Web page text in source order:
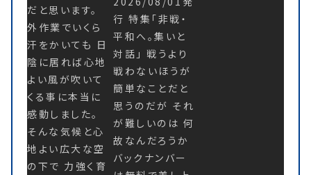
だと思います。
外作業でいくら
汗をかいても 日
陰に居れば心地
よい風が吹いて
くる事に本当に
感動しました。
そんな気候と心
地よい広大な空
の下で 力強く育